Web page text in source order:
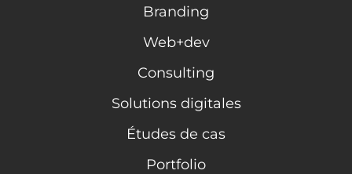
Branding
Web+dev
Consulting
Solutions digitales
Études de cas
Portfolio